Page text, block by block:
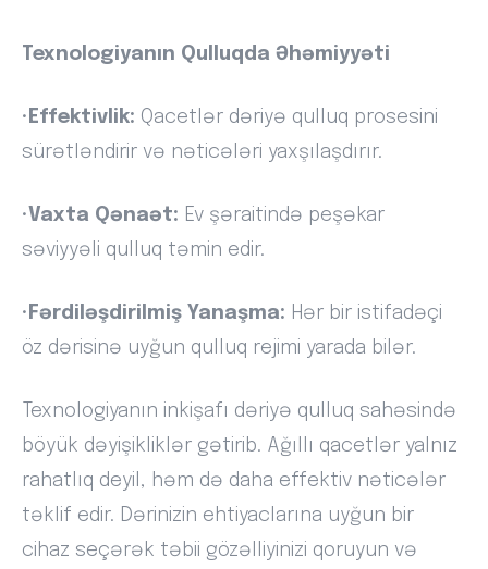
Texnologiyanın Qulluqda Əhəmiyyəti
• Effektivlik: Qacetlər dəriyə qulluq prosesini
sürətləndirir və nəticələri yaxşılaşdırır.
•Vaxta Qənaət: Ev şəraitində peşəkar
səviyyəli qulluq təmin edir.
• Fərdiləşdirilmiş Yanaşma: Hər bir istifadəçi
öz dərisinə uyğun qulluq rejimi yarada bilər.
Texnologiyanın inkişafı dəriyə qulluq sahəsində
böyük dəyişikliklər gətirib. Ağıllı qacetlər yalnız
rahatlıq deyil, həm də daha effektiv nəticələr
təklif edir. Dərinizin ehtiyaclarına uyğun bir
cihaz seçərək təbii gözəlliyinizi qoruyun və